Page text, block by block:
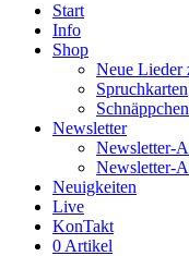
Start
Info
Shop
Neue Lieder
Spruchkarten
Schnäppchen
Newsletter
Newsletter-
Newsletter-
Neuigkeiten
Live
KonTakt
0 Artikel